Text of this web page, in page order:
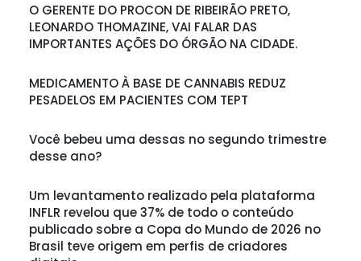
O GERENTE DO PROCON DE RIBEIRÃO PRETO,
LEONARDO THOMAZINE, VAI FALAR DAS
IMPORTANTES AÇÕES DO ÓRGÃO NA CIDADE.
MEDICAMENTO À BASE DE CANNABIS REDUZ
PESADELOS EM PACIENTES COM TEPT
Você bebeu uma dessas no segundo trimestre
desse ano?
Um levantamento realizado pela plataforma
INFLR revelou que 37% de todo o conteúdo
publicado sobre a Copa do Mundo de 2026 no
Brasil teve origem em perfis de criadores